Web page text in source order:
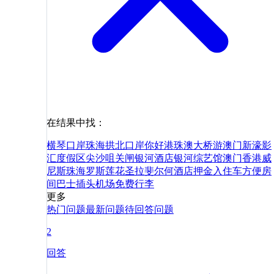
在结果中找：
横琴口岸珠海拱北口岸你好港珠澳大桥游澳门新濠影
汇度假区尖沙咀 关闸银河酒店银河综艺馆澳门香港威
尼斯珠海罗斯莲花圣拉斐尔何酒店押金 入住车方便房
间 巴士插头机场免费行李
更多
热门问题最新问题待回答问题
2
回答